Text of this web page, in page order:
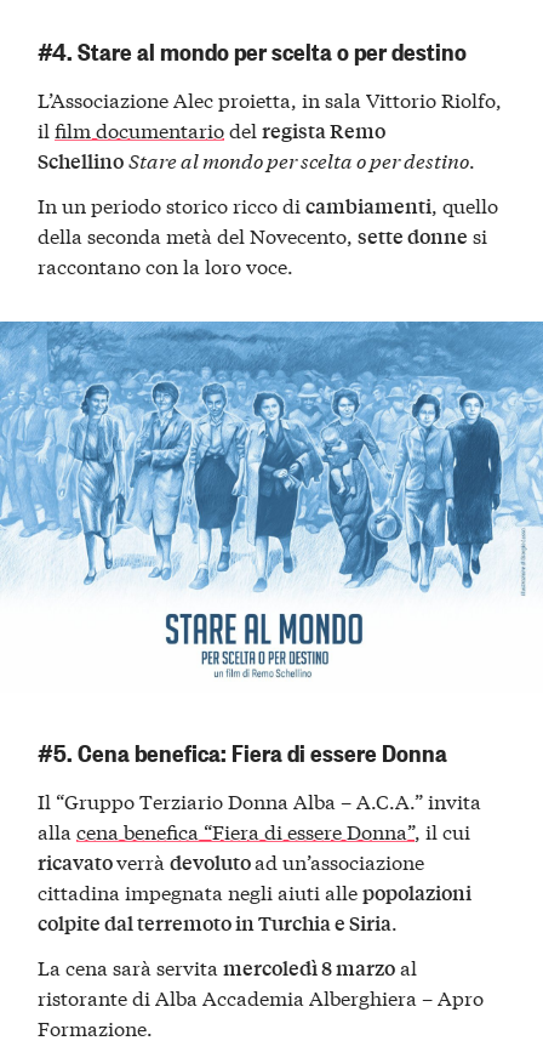
#4. Stare al mondo per scelta o per destino
L’Associazione Alec proietta, in sala Vittorio Riolfo,
ilfilm documentariodelregista Remo
SchellinoStare al mondo per scelta o per destino.
In un periodo storico ricco dicambiamenti, quello
della seconda metà del Novecento,sette donne si
raccontano con la loro voce.
#5. Cena benefica: Fiera di essere Donna
Il “Gruppo Terziario Donna Alba – A.C.A.” invita
allacena benefica “Fiera di essere Donna”, il cui
ricavatoverràdevolutoad un’associazione
cittadina impegnata negli aiuti allepopolazioni
colpite dal terremoto in Turchia e Siria.
La cena sarà servitamercoledì 8 marzoal
ristorante di Alba Accademia Alberghiera – Apro
Formazione.